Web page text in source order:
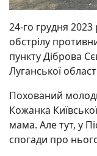
24-го грудня
обстрілу
пункту Діброва
Луганської
Похований
Кожанка
мама. Але тут, у
спогади про